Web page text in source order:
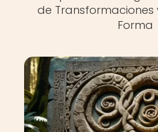
de Transformaciones
Forma